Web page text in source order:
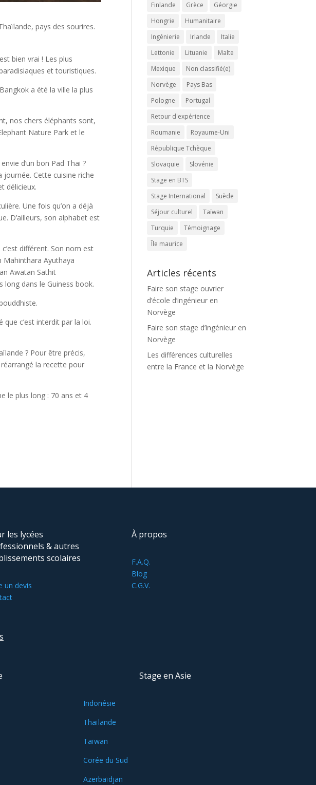
pays des sourires.
bien vrai ! Les plus
et touristiques.
a été la ville la plus
nos chers éléphants sont,
Nature Park et le
d’un bon Pad Thai ?
journée. Cette cuisine riche
délicieux.
Une fois qu’on a déjà
D’ailleurs, son alphabet est
différent. Son nom est
Mahinthara Ayuthaya
Awatan Sathit
long dans le Guiness book.
c’est interdit par la loi.
? Pour être précis,
la recette pour
le plus long : 70 ans et 4
Finlande
Grèce
Géorgie
Hongrie
Humanitaire
Ingénierie
Irlande
Italie
Lettonie
Lituanie
Malte
Mexique
Non classifié(e)
Norvège
Pays Bas
Pologne
Portugal
Retour d'expérience
Roumanie
Royaume-Uni
République Tchèque
Slovaquie
Slovénie
Stage en BTS
Stage International
Suède
Séjour culturel
Taïwan
Turquie
Témoignage
Île maurice
Articles récents
Faire son stage ouvrier
d’école d’ingénieur en
Norvège
Faire son stage d’ingénieur en
Norvège
Les différences culturelles
entre la France et la Norvège
les lycées
& autres
scolaires
un devis
À propos
F.A.Q.
Blog
C.G.V.
Stage en Asie
Indonésie
Thaïlande
Taïwan
Corée du Sud
Azerbaïdjan